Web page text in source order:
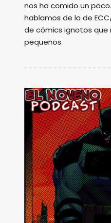
nos ha comido un
hablamos de lo de
de cómics ignotos que
pequeños.